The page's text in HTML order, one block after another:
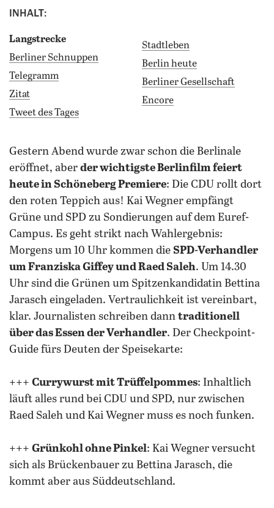
INHALT:
Langstrecke
Berliner Schnuppen
Telegramm
Zitat
Tweet des Tages
Stadtleben
Berlin heute
Berliner Gesellschaft
Encore
gestern Abend wurde zwar schon die Berlinale
eröffnet, aber der wichtigste Berlinfilm feiert
heute in Schöneberg Premiere: Die CDU rollt dort
den roten Teppich aus! Kai Wegner empfängt
Grüne und SPD zu Sondierungen auf dem Euref-
Campus. Es geht strikt nach Wahlergebnis:
Morgens um 10 Uhr kommen die SPD-Verhandler
um Franziska Giffey und Raed Saleh. Um 14.30
Uhr sind die Grünen um Spitzenkandidatin Bettina
Jarasch eingeladen. Vertraulichkeit ist vereinbart,
klar. Journalisten schreiben dann traditionell
über das Essen der Verhandler. Der Checkpoint-
Guide fürs Deuten der Speisekarte:
+++ Currywurst mit Trüffelpommes: Inhaltlich
läuft alles rund bei CDU und SPD, nur zwischen
Raed Saleh und Kai Wegner muss es noch funken.
+++ Grünkohl ohne Pinkel: Kai Wegner versucht
sich als Brückenbauer zu Bettina Jarasch, die
kommt aber aus Süddeutschland.